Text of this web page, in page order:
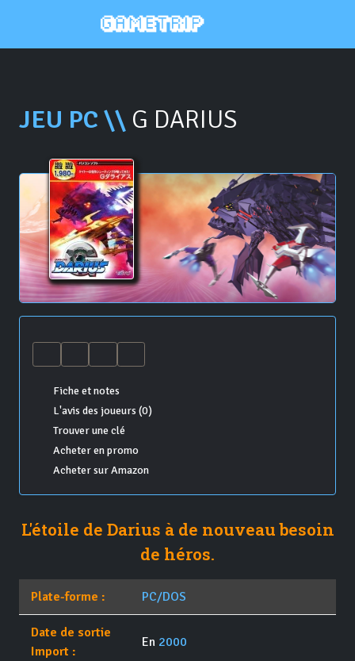
JEU PC \\ G DARIUS
Fiche et notes
L'avis des joueurs (0)
Trouver une clé
Acheter en promo
Acheter sur Amazon
L'étoile de Darius à de nouveau besoin
de héros.
Plate-forme : PC/DOS
Date de sortie
Import :
En 2000